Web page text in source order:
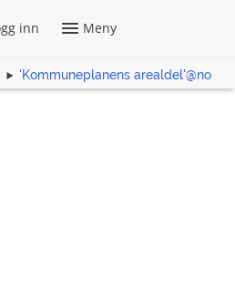
'Kommuneplanens arealdel'@no